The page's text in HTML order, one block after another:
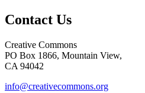
Contact Us
Creative Commons
PO Box 1866, Mountain View,
CA 94042
info@creativecommons.org